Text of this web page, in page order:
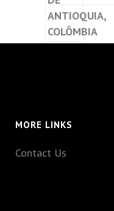
MORE LINKS
Contact Us